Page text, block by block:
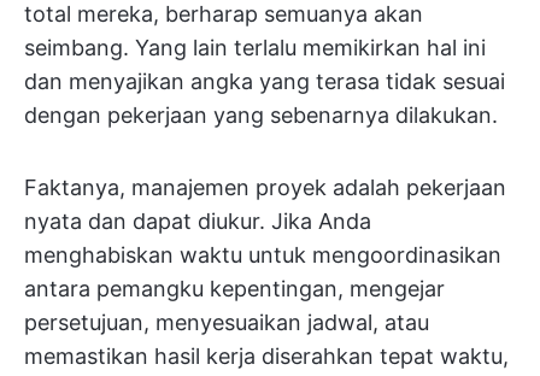
total mereka, berharap semuanya akan
seimbang. Yang lain terlalu memikirkan hal ini
dan menyajikan angka yang terasa tidak sesuai
dengan pekerjaan yang sebenarnya dilakukan.
Faktanya, manajemen proyek adalah pekerjaan
nyata dan dapat diukur. Jika Anda
menghabiskan waktu untuk mengoordinasikan
antara pemangku kepentingan, mengejar
persetujuan, menyesuaikan jadwal, atau
memastikan hasil kerja diserahkan tepat waktu,